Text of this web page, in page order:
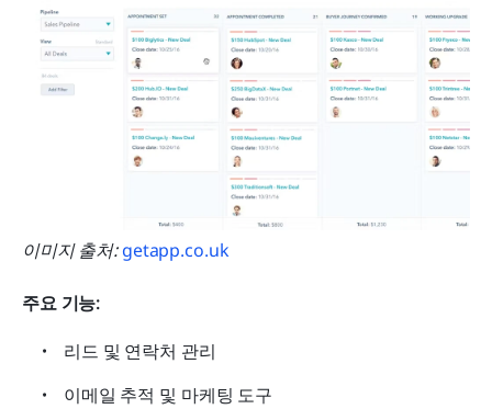
이미지 출처: getapp.co.uk
주요 기능:
리드 및 연락처 관리
이메일 추적 및 마케팅 도구